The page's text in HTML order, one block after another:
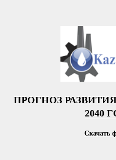
ПРОГНОЗ
2040
Скачать